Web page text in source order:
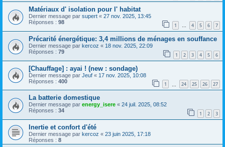
Matériaux d' isolation pour l' habitat
Dernier message par supert « 27 nov. 2025, 13:45
Réponses : 98 1 … 4 5 6 7
Précarité énergétique: 3,4 millions de ménages en souffance
Dernier message par kercoz « 18 nov. 2025, 22:09
Réponses : 79 1 2 3 4 5 6
[Chauffage] : ayai ! (new : sondage)
Dernier message par Jeuf « 17 nov. 2025, 10:08
Réponses : 400 1 24 25 26 27
La batterie domestique
Dernier message par energy_isere « 24 juil. 2025, 08:52
Réponses : 34 1 2 3
Inertie et confort d'été
Dernier message par kercoz « 23 juin 2025, 17:18
Réponses : 8